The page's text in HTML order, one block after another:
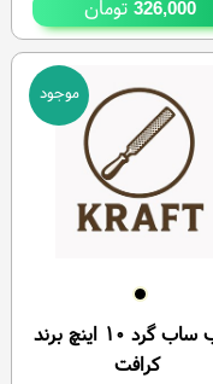
326,000 تومان
چوب ساب گرد ۱۰ اینچ برند
کرافت
موجود